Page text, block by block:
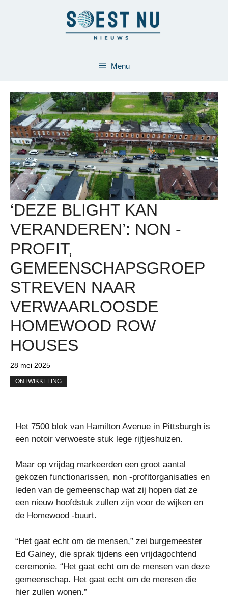
Menu
‘DEZE BLIGHT KAN
VERANDEREN’: NON -
PROFIT,
GEMEENSCHAPSGROEP
STREVEN NAAR
VERWAARLOOSDE
HOMEWOOD ROW
HOUSES
28 mei 2025
ONTWIKKELING
Het 7500 blok van Hamilton Avenue in Pittsburgh is
een notoir verwoeste stuk lege rijtjeshuizen.
Maar op vrijdag markeerden een groot aantal
gekozen functionarissen, non -profitorganisaties en
leden van de gemeenschap wat zij hopen dat ze
een nieuw hoofdstuk zullen zijn voor de wijken en
de Homewood -buurt.
“Het gaat echt om de mensen,” zei burgemeester
Ed Gainey, die sprak tijdens een vrijdagochtend
ceremonie. “Het gaat echt om de mensen van deze
gemeenschap. Het gaat echt om de mensen die
hier zullen wonen.”